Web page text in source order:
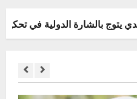
الدولية في تحكيم كرة